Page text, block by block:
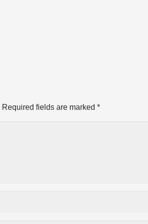
Required fields are marked *